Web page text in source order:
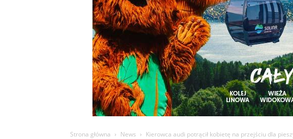
Strona główna News Kierowca audi potrącił kobietę na przejściu dla